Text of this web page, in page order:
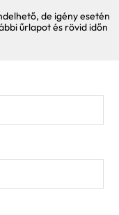
de igény esetén
űrlapot és rövid időn